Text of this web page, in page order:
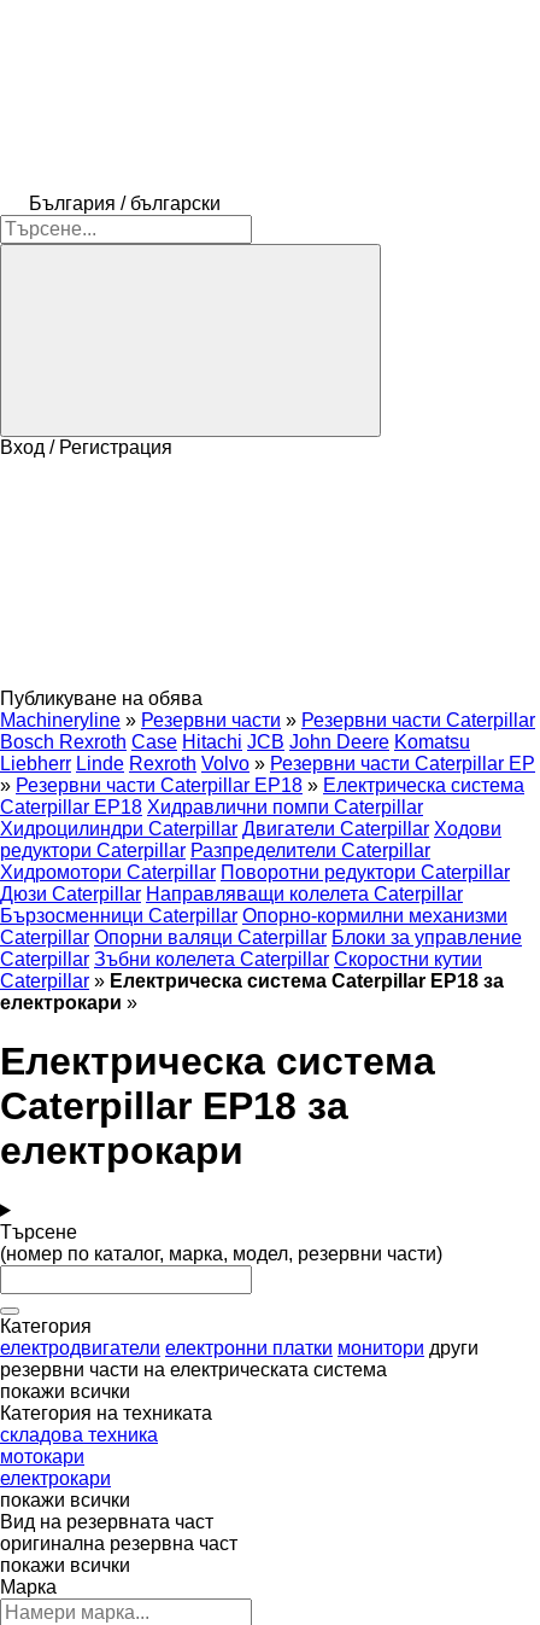
България / български
Вход / Регистрация
Публикуване на обява
Machineryline » Резервни части » Резервни части Caterpillar
Bosch Rexroth Case Hitachi JCB John Deere Komatsu
Liebherr Linde Rexroth Volvo » Резервни части Caterpillar EP
» Резервни части Caterpillar EP18 » Електрическа система
Caterpillar EP18 Хидравлични помпи Caterpillar
Хидроцилиндри Caterpillar Двигатели Caterpillar Ходови
редуктори Caterpillar Разпределители Caterpillar
Хидромотори Caterpillar Поворотни редуктори Caterpillar
Дюзи Caterpillar Направляващи колелета Caterpillar
Бързосменници Caterpillar Опорно-кормилни механизми
Caterpillar Опорни валяци Caterpillar Блоки за управление
Caterpillar Зъбни колелета Caterpillar Скоростни кутии
Caterpillar » Електрическа система Caterpillar EP18 за
електрокари »
Електрическа система
Caterpillar EP18 за
електрокари
Търсене
(номер по каталог, марка, модел, резервни части)
Категория
електродвигатели електронни платки монитори други
резервни части на електрическата система
покажи всички
Категория на техниката
складова техника
мотокари
електрокари
покажи всички
Вид на резервната част
оригинална резервна част
покажи всички
Марка